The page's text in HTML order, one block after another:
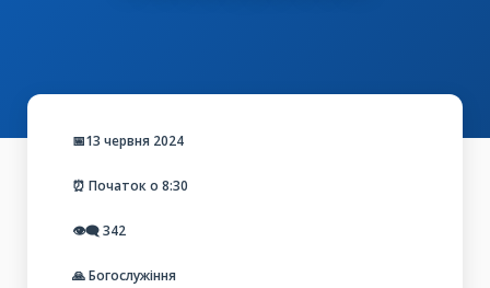
📅13 червня 2024
⏰ Початок о 8:30
👁️‍🗨️342
🙏 Богослужіння